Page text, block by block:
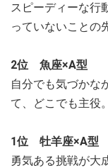
スピーディーな行
っていないことの
2位 魚座×A型
自分でも気づかな
て、どこでも主役
1位 牡羊座×A型
勇気ある挑戦が大